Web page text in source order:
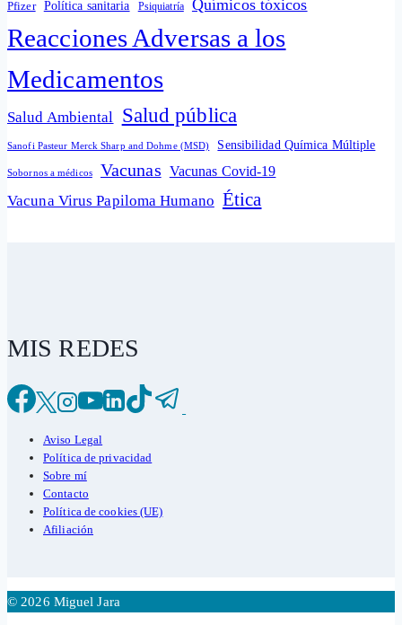
Pfizer Política sanitaria Psiquiatría Químicos tóxicos
Reacciones Adversas a los
Medicamentos
Salud Ambiental Salud pública
Sanofi Pasteur Merck Sharp and Dohme (MSD) Sensibilidad Química Múltiple
Sobornos a médicos Vacunas Vacunas Covid-19
Vacuna Virus Papiloma Humano Ética
MIS REDES
Aviso Legal
Política de privacidad
Sobre mí
Contacto
Política de cookies (UE)
Afiliación
© 2026 Miguel Jara